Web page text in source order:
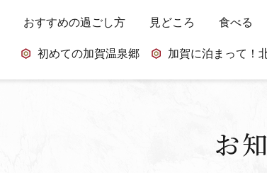
おすすめの過ごし方 見どころ 食べる
初めての加賀温泉郷 加賀に泊まって！
お